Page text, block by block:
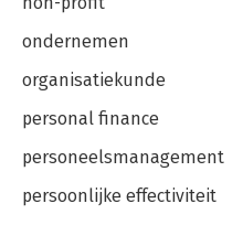
ondernemen
organisatiekunde
personal finance
personeelsmanagement
persoonlijke effectiviteit